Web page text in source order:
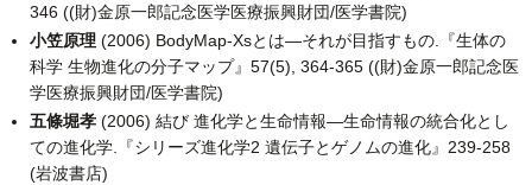
346 ((財)金原一郎記念医学医療振興財団/医学書院)
小笠原理 (2006) BodyMap-Xsとは―それが目指すもの.『生体の
科学 生物進化の分子マップ』57(5), 364-365 ((財)金原一郎記念医
学医療振興財団/医学書院)
五條堀孝 (2006) 結び 進化学と生命情報―生命情報の統合化とし
ての進化学.『シリーズ進化学2 遺伝子とゲノムの進化』239-258
(岩波書店)